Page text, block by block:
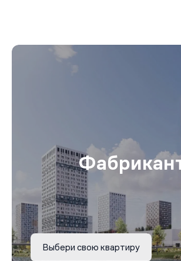
Выбери свою квартиру